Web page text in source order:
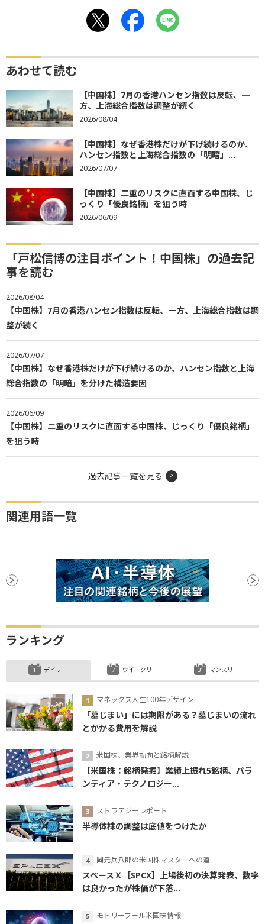
あわせて読む
【中国株】7月の香港ハンセン指数は反転、一
方、上海総合指数は調整が続く
2026/08/04
【中国株】なぜ香港株だけが下げ続けるのか、
ハンセン指数と上海総合指数の「明暗」...
2026/07/07
【中国株】二重のリスクに直面する中国株、じ
っくり「優良銘柄」を狙う時
2026/06/09
「戸松信博の注目ポイント！中国株」の過去記
事を読む
2026/08/04
【中国株】7月の香港ハンセン指数は反転、一方、上海総合指数は調
整が続く
2026/07/07
【中国株】なぜ香港株だけが下げ続けるのか、ハンセン指数と上海
総合指数の「明暗」を分けた構造要因
2026/06/09
【中国株】二重のリスクに直面する中国株、じっくり「優良銘柄」
を狙う時
過去記事一覧を見る
関連用語一覧
ランキング
デイリー
マネックス人生100年デザイン
「墓じまい」には期限がある？墓じまいの流れ
とかかる費用を解説
米国株、業界動向と銘柄解説
【米国株：銘柄発掘】業績上振れ5銘柄、パラ
ンティア・テクノロジー...
ストラテジーレポート
半導体株の調整は底値をつけたか
岡元兵八郎の米国株マスターへの道
スペースＸ［SPCX］上場後初の決算発表、数字
は良かったが株価が下落...
モトリーフール米国株情報
ウイークリー マンスリー